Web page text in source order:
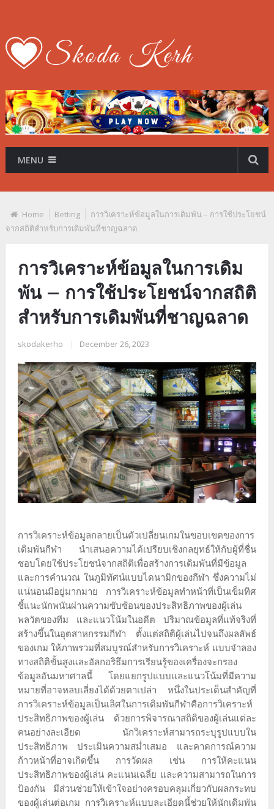
MENU
Home Betting
การวิเคราะห์ข้อมูลในการเดิมพัน – การใช้ประโยชน์
จากสถิติสำหรับการเดิมพันที่ชาญฉลาด
การวิเคราะห์ข้อมูลในการเดิม
พัน – การใช้ประโยชน์จากสถิติ
สำหรับการเดิมพันที่ชาญฉลาด
skodakerho December 26, 2023
การวิเคราะห์ข้อมูลกลายเป็นตัวเปลี่ยนเกมในขอบเขตของการ
เดิมพันกีฬา นำเสนอความได้เปรียบเชิงกลยุทธ์ให้กับผู้ที่ชื่น
ชอบโดยใช้ประโยชน์จากสถิติเพื่อสร้างการเดิมพันที่มีข้อมูล
และการคำนวณ ในภูมิทัศน์แบบไดนามิกของกีฬา ซึ่งความไม่
แน่นอนมีอยู่มากมาย การวิเคราะห์ข้อมูลทำหน้าที่เป็นเข็มทิศ
ชี้แนะนักพนันผ่านความซับซ้อนของประสิทธิภาพของผู้เล่น
พลวัตของทีม และแนวโน้มในอดีต ปริมาณข้อมูลที่แท้จริงที่
สร้างขึ้นในอุตสาหกรรมกีฬา ตั้งแต่สถิติผู้เล่นไปจนถึงผลลัพธ์
ของเกม ให้ภาพรวมที่สมบูรณ์สำหรับการวิเคราะห์ แบบจำลอง
ทางสถิติขั้นสูงและอัลกอริธึมการเรียนรู้ของเครื่องจะกรอง
ข้อมูลอันมหาศาลนี้ โดยแยกรูปแบบและแนวโน้มที่มีความ
หมายที่อาจหลบเลี่ยงได้ด้วยตาเปล่า หนึ่งในประเด็นสำคัญที่
การวิเคราะห์ข้อมูลเป็นเลิศในการเดิมพันกีฬาคือการวิเคราะห์
ประสิทธิภาพของผู้เล่น ด้วยการพิจารณาสถิติของผู้เล่นแต่ละ
คนอย่างละเอียด นักวิเคราะห์สามารถระบุรูปแบบใน
ประสิทธิภาพ ประเมินความสม่ำเสมอ และคาดการณ์ความ
ก้าวหน้าที่อาจเกิดขึ้น การวัดผล เช่น การให้คะแนน
ประสิทธิภาพของผู้เล่น คะแนนเฉลี่ย และความสามารถในการ
ป้องกัน มีส่วนช่วยให้เข้าใจอย่างครอบคลุมเกี่ยวกับผลกระทบ
ของผู้เล่นต่อเกม การวิเคราะห์แบบละเอียดนี้ช่วยให้นักเดิมพัน